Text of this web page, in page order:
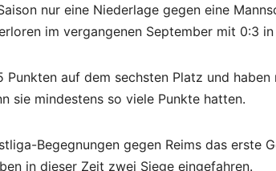
nur eine Niederlage gegen eine
im vergangenen September mit 0:3
auf dem sechsten Platz und haben
sie mindestens so viele Punkte hatten.
Begegnungen gegen Reims das erste
in dieser Zeit zwei Siege eingefahren.